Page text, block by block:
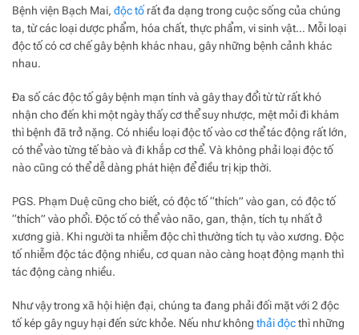
Bệnh viện Bạch Mai, độc tố rất đa dạng trong cuộc sống của chúng
ta, từ các loại dược phẩm, hóa chất, thực phẩm, vi sinh vật… Mỗi loại
độc tố có cơ chế gây bệnh khác nhau, gây những bệnh cảnh khác
nhau.
Đa số các độc tố gây bệnh mạn tính và gây thay đổi từ từ rất khó
nhận cho đến khi một ngày thấy cơ thể suy nhược, mệt mỏi đi khám
thì bệnh đã trở nặng. Có nhiều loại độc tố vào cơ thể tác động rất lớn,
có thể vào từng tế bào và đi khắp cơ thể. Và không phải loại độc tố
nào cũng có thể dễ dàng phát hiện để điều trị kịp thời.
PGS. Phạm Duệ cũng cho biết, có độc tố “thích” vào gan, có độc tố
“thích” vào phổi. Độc tố có thể vào não, gan, thận, tích tụ nhất ở
xương già. Khi người ta nhiễm độc chì thường tích tụ vào xương. Độc
tố nhiễm độc tác động nhiều, cơ quan nào càng hoạt động mạnh thì
tác động càng nhiều.
Như vậy trong xã hội hiện đại, chúng ta đang phải đối mặt với 2 độc
tố kép gây nguy hại đến sức khỏe. Nếu như không thải độcthì những